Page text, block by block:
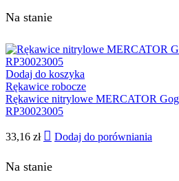
Na stanie
Dodaj do koszyka
Rękawice robocze
Rękawice nitrylowe MERCATOR
RP30023005
33,16 zł Dodaj do porówniania
Na stanie